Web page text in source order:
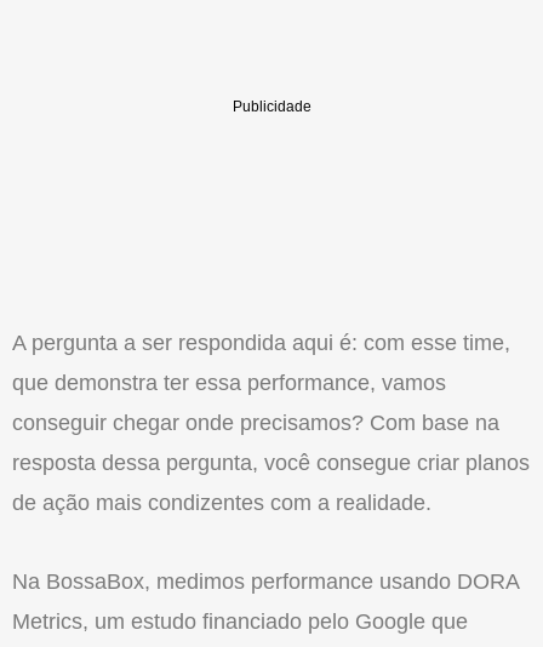
A pergunta a ser respondida aqui é: com esse time,
que demonstra ter essa performance, vamos
conseguir chegar onde precisamos? Com base na
resposta dessa pergunta, você consegue criar planos
de ação mais condizentes com a realidade.
Na BossaBox, medimos performance usando DORA
Metrics, um estudo financiado pelo Google que